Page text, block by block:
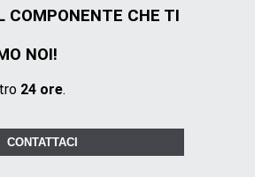
COMPONENTE CHE TI
NOI!
24 ore.
CONTATTACI